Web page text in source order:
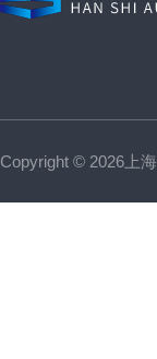
Copyright © 2026上